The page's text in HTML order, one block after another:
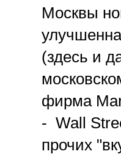
Москвы
(здесь и
фирма
- Wall
прочих